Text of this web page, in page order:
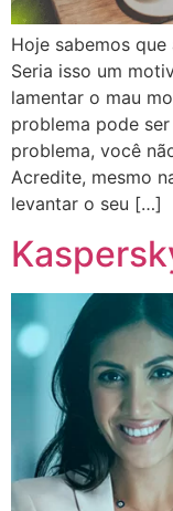
Hoje sabemos
Seria isso um
lamentar o mau
problema pode
problema, você
Acredite, mesmo
levantar o seu […]